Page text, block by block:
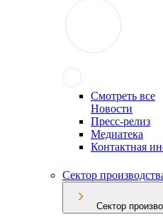
Смотреть все
Новости
Пресс-релиз
Медиатека
Контактная
Сектор
Сектор